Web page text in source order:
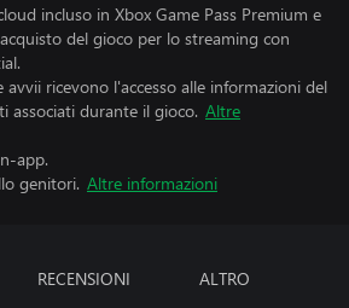
incluso in Xbox Game Pass Premium e
del gioco per lo streaming con
ricevono l'accesso alle informazioni del
associati durante il gioco. Altre
app.
genitori. Altre informazioni
RECENSIONI ALTRO